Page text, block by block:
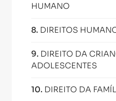
HUMANO
8. DIREITOS
9. DIREITO DA
ADOLESCENTES
10. DIREITO DA